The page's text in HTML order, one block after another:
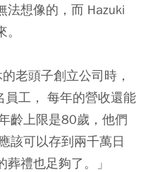
法想像的，而 Hazuki
老頭子創立公司時，
工， 每年的營收還能
齡上限是80歲，他們
該可以存到兩千萬日
葬禮也足夠了。」